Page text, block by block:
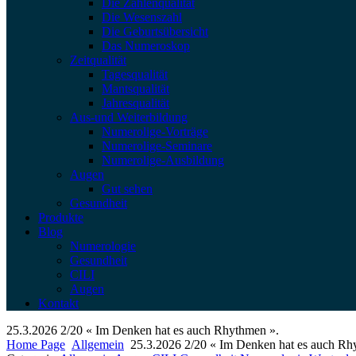
Die Zahlenqualität
Die Wesenszahl
Die Geburtsübersicht
Das Numeroskop
Zeitqualität
Tagesqualität
Mantsqualität
Jahresqualität
Aus-und Weiterbildung
Numerolige-Vorträge
Numerolige-Seminare
Numerolige-Ausbildung
Augen
Gut sehen
Gesundheit
Produkte
Blog
Numerologie
Gesundheit
CILI
Augen
Kontakt
25.3.2026 2/20 « Im Denken hat es auch Rhythmen ».
Home Page Allgemein 25.3.2026 2/20 « Im Denken hat es auch